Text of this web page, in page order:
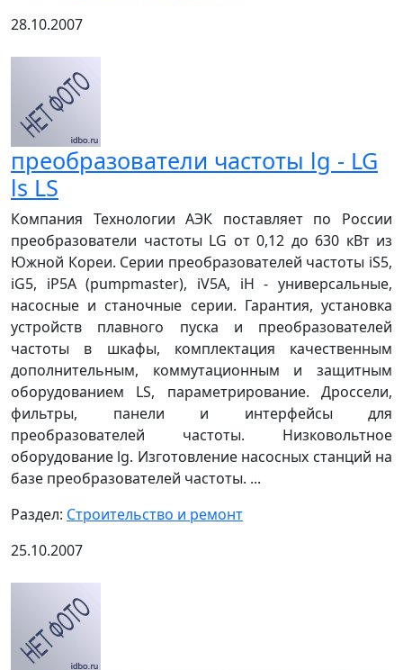
28.10.2007
преобразователи частоты lg - LG
ls LS
Компания Технологии АЭК поставляет по России
преобразователи частоты LG от 0,12 до 630 кВт из
Южной Кореи. Серии преобразователей частоты iS5,
iG5, iP5A (pumpmaster), iV5A, iH - универсальные,
насосные и станочные серии. Гарантия, установка
устройств плавного пуска и преобразователей
частоты в шкафы, комплектация качественным
дополнительным, коммутационным и защитным
оборудованием LS, параметрирование. Дроссели,
фильтры, панели и интерфейсы для
преобразователей частоты. Низковольтное
оборудование lg. Изготовление насосных станций на
базе преобразователей частоты. ...
Раздел: Строительство и ремонт
25.10.2007